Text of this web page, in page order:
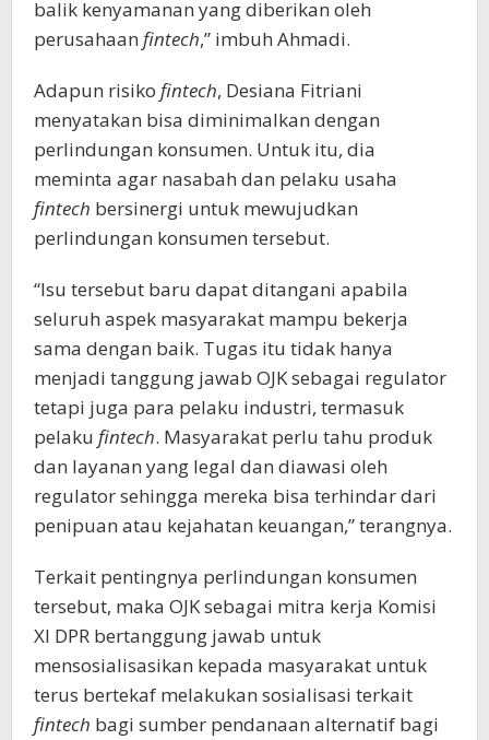
balik kenyamanan yang diberikan oleh
perusahaan fintech,” imbuh Ahmadi.
Adapun risiko fintech, Desiana Fitriani
menyatakan bisa diminimalkan dengan
perlindungan konsumen. Untuk itu, dia
meminta agar nasabah dan pelaku usaha
fintech bersinergi untuk mewujudkan
perlindungan konsumen tersebut.
“Isu tersebut baru dapat ditangani apabila
seluruh aspek masyarakat mampu bekerja
sama dengan baik. Tugas itu tidak hanya
menjadi tanggung jawab OJK sebagai regulator
tetapi juga para pelaku industri, termasuk
pelaku fintech. Masyarakat perlu tahu produk
dan layanan yang legal dan diawasi oleh
regulator sehingga mereka bisa terhindar dari
penipuan atau kejahatan keuangan,” terangnya.
Terkait pentingnya perlindungan konsumen
tersebut, maka OJK sebagai mitra kerja Komisi
XI DPR bertanggung jawab untuk
mensosialisasikan kepada masyarakat untuk
terus bertekaf melakukan sosialisasi terkait
fintech bagi sumber pendanaan alternatif bagi